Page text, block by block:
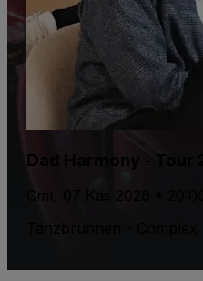
Dad Harmony - Tour
Cmt, 07 Kas 2026 • 20:00